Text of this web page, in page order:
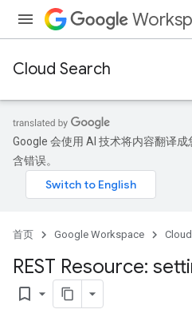
Cloud Search
Google 会使用 AI 技术将内容翻译
含错误。
首页 Google Workspace
REST Resource:
bookmark_border